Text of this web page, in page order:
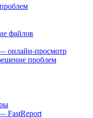
файлов
онлайн-просмотр
проблем
FastReport